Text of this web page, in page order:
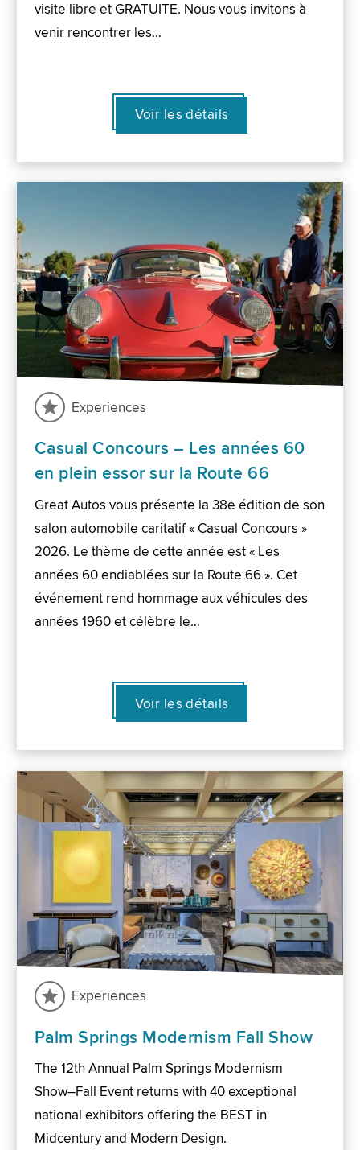
visite libre et GRATUITE. Nous vous invitons à
venir rencontrer les…
Voir les détails
Experiences
Casual Concours – Les années 60
en plein essor sur la Route 66
Great Autos vous présente la 38e édition de son
salon automobile caritatif « Casual Concours »
2026. Le thème de cette année est « Les
années 60 endiablées sur la Route 66 ». Cet
événement rend hommage aux véhicules des
années 1960 et célèbre le…
Voir les détails
Experiences
Palm Springs Modernism Fall Show
The 12th Annual Palm Springs Modernism
Show–Fall Event returns with 40 exceptional
national exhibitors offering the BEST in
Midcentury and Modern Design.